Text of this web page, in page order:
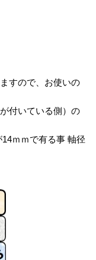
すので、お使いの
付いている側）の
ｍｍで有る事 軸径